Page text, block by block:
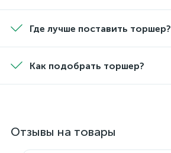
Где лучше поставить торшер?
Как подобрать торшер?
Отзывы на товары